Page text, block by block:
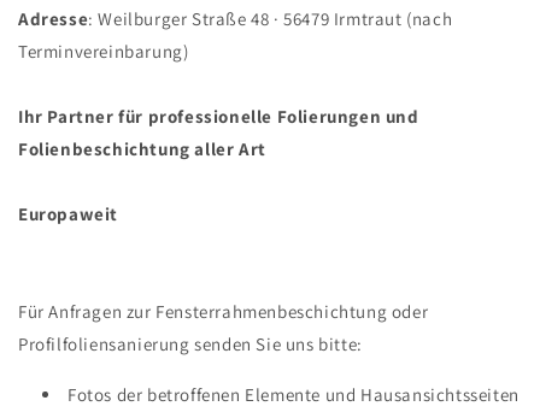
Adresse: Weilburger Straße 48 · 56479 Irmtraut (nach
Terminvereinbarung)
Ihr Partner für professionelle Folierungen und
Folienbeschichtung aller Art
Europaweit
Für Anfragen zur Fensterrahmenbeschichtung oder
Profilfoliensanierung senden Sie uns bitte:
Fotos der betroffenen Elemente und Hausansichtsseiten